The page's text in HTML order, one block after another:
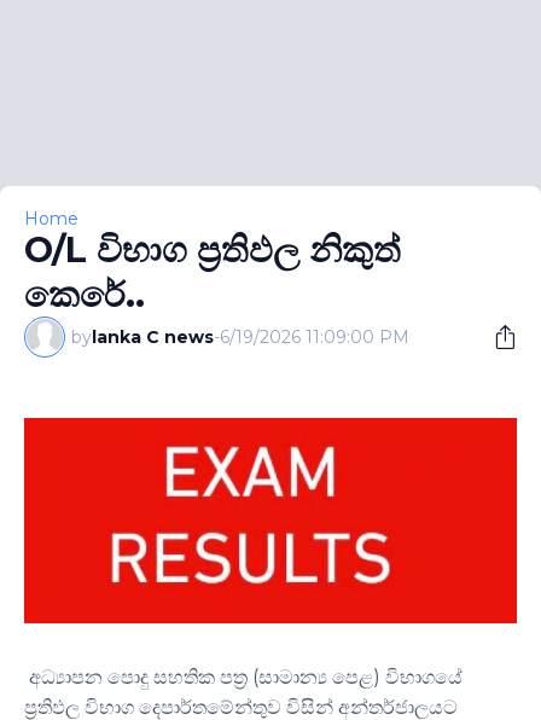
Home
O/L විභාග ප‍්‍රතිඵල නිකුත්
කෙරේ..
bylanka C news-6/19/2026 11:09:00 PM
අධ්‍යාපන පොදු සහතික පත්‍ර (සාමාන්‍ය පෙළ) විභාගයේ
ප්‍රතිඵල විභාග දෙපාර්තමේන්තුව විසින් අන්තර්ජාලයට